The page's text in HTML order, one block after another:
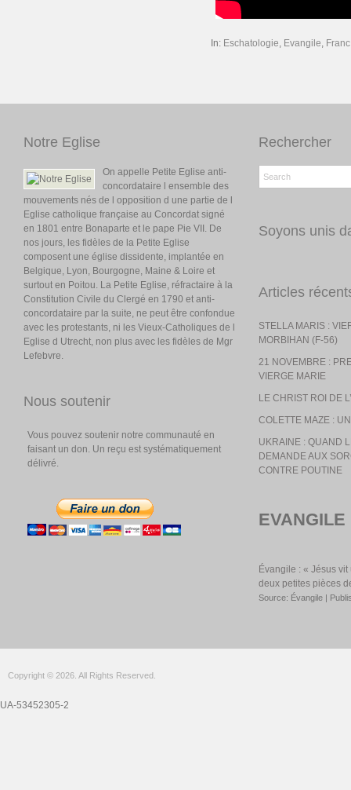
In: Eschatologie, Evangile,
Notre Eglise
On appelle Petite Eglise anti-
concordataire l ensemble des
mouvements nés de l opposition d une partie de l
Eglise catholique française au Concordat signé
en 1801 entre Bonaparte et le pape Pie VII. De
nos jours, les fidèles de la Petite Eglise
composent une église dissidente, implantée en
Belgique, Lyon, Bourgogne, Maine & Loire et
surtout en Poitou. La Petite Eglise, réfractaire à la
Constitution Civile du Clergé en 1790 et anti-
concordataire par la suite, ne peut être confondue
avec les protestants, ni les Vieux-Catholiques de l
Eglise d Utrecht, non plus avec les fidèles de Mgr
Lefebvre.
Nous soutenir
Vous pouvez soutenir notre communauté en
faisant un don. Un reçu est systématiquement
délivré.
Rechercher
Soyons unis
Articles
STELLA MARIS :
MORBIHAN (F-56)
21 NOVEMBRE :
VIERGE MARIE
LE CHRIST ROI DE
COLETTE MAZE :
UKRAINE : QUAND
DEMANDE AUX
CONTRE POUTINE
Évangile : « Jésus
deux petites pièces
Source: Évangile
Copyright © 2026. All Rights Reserved.
UA-53452305-2